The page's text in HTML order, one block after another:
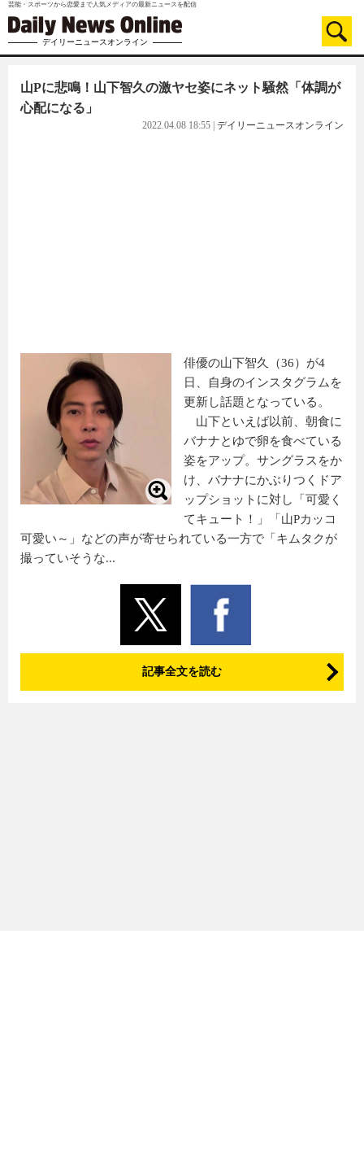
芸能・スポーツから恋愛まで人気メディアの最新ニュースを配信
デイリーニュースオンライン
山Pに悲鳴！山下智久の激ヤセ姿にネット騒然「体調が
心配になる」
2022.04.08 18:55 デイリーニュースオンライン
俳優の山下智久（36）が4
日、自身のインスタグラムを
更新し話題となっている。
山下といえば以前、朝食に
バナナとゆで卵を食べている
姿をアップ。サングラスをか
け、バナナにかぶりつくドア
ップショットに対し「可愛く
てキュート！」「山Pカッコ
可愛い～」などの声が寄せられている一方で「キムタクが
撮っていそうな...
記事全文を読む